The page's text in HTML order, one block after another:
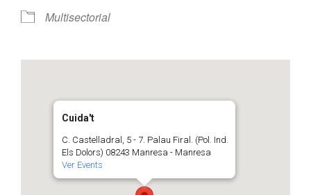
Multisectorial
Cuida't
C. Castelladral, 5 - 7. Palau Firal. (Pol. Ind.
Els Dolors) 08243 Manresa - Manresa
Ver Events